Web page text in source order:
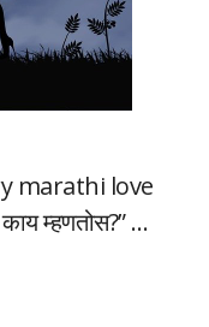
marathi love
म्हणतोस?” …